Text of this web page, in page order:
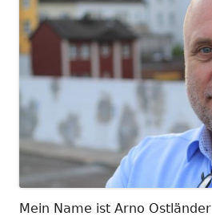
Mein Name ist Arno Ostländer